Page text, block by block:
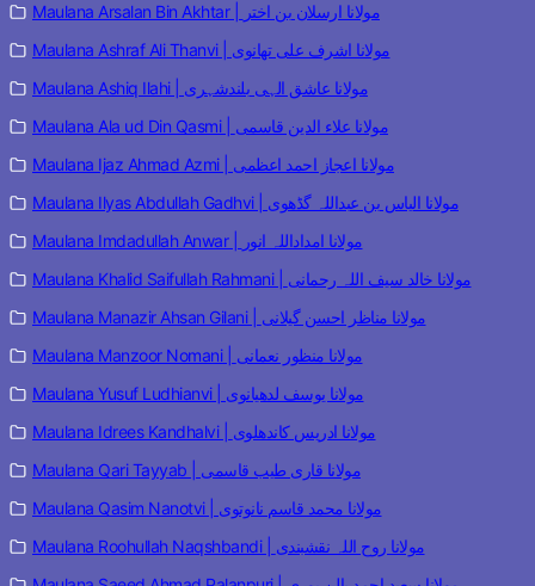
Maulana Arsalan Bin Akhtar | مولانا ارسلان بن اختر
Maulana Ashraf Ali Thanvi | مولانا اشرف علی تھانوی
Maulana Ashiq Ilahi | مولانا عاشق الہی بلندشہری
Maulana Ala ud Din Qasmi | مولانا علاء الدین قاسمی
Maulana Ijaz Ahmad Azmi | مولانا اعجاز احمد اعظمی
Maulana Ilyas Abdullah Gadhvi | مولانا الیاس بن عبداللہ گڈھوی
Maulana Imdadullah Anwar | مولانا امداداللہ انور
Maulana Khalid Saifullah Rahmani | مولانا خالد سیف اللہ رحمانی
Maulana Manazir Ahsan Gilani | مولانا مناظر احسن گیلانی
Maulana Manzoor Nomani | مولانا منظور نعمانی
Maulana Yusuf Ludhianvi | مولانا یوسف لدھیانوی
Maulana Idrees Kandhalvi | مولانا ادریس کاندھلوی
Maulana Qari Tayyab | مولانا قاری طیب قاسمی
Maulana Qasim Nanotvi | مولانا محمد قاسم نانوتوی
Maulana Roohullah Naqshbandi | مولانا روح اللہ نقشبندی